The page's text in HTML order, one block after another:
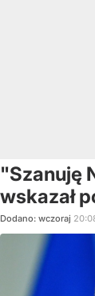
"Szanuję
wskazał
Dodano: wczoraj